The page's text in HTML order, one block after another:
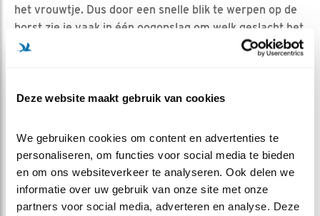
Deze website maakt gebruik van cookies
We gebruiken cookies om content en advertenties te
personaliseren, om functies voor social media te bieden
en om ons websiteverkeer te analyseren. Ook delen we
informatie over uw gebruik van onze site met onze
partners voor social media, adverteren en analyse. Deze
het vrouwtje. Dus door een snelle blik te werpen op de
borst zie je vaak in één oogopslag om welk geslacht het
gaat. De kleine huismus (juveniel) lijkt op het vrouwtje.
typisch mannelijk verenkleed. Dit moment laat dus